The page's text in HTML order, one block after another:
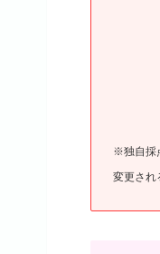
※独自採
変更され